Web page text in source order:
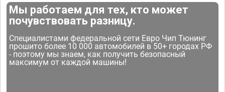
Мы работаем для тех, кто может
почувствовать разницу.
Специалистами федеральной сети Евро Чип Тюнинг
прошито более 10 000 автомобилей в 50+ городах РФ
- поэтому мы знаем, как получить безопасный
максимум от каждой машины!